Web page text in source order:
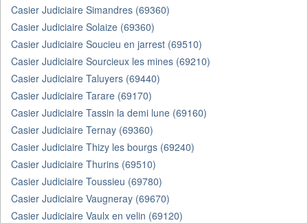
Casier Judiciaire Simandres (69360)
Casier Judiciaire Solaize (69360)
Casier Judiciaire Soucieu en jarrest (69510)
Casier Judiciaire Sourcieux les mines (69210)
Casier Judiciaire Taluyers (69440)
Casier Judiciaire Tarare (69170)
Casier Judiciaire Tassin la demi lune (69160)
Casier Judiciaire Ternay (69360)
Casier Judiciaire Thizy les bourgs (69240)
Casier Judiciaire Thurins (69510)
Casier Judiciaire Toussieu (69780)
Casier Judiciaire Vaugneray (69670)
Casier Judiciaire Vaulx en velin (69120)